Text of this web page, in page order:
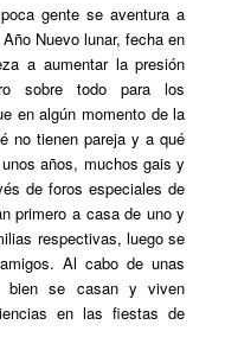
gente se aventura a
Nuevo lunar, fecha en
a aumentar la presión
sobre todo para los
en algún momento de la
no tienen pareja y a qué
años, muchos gais y
de foros especiales de
primero a casa de uno y
respectivas, luego se
Al cabo de unas
bien se casan y viven
en las fiestas de